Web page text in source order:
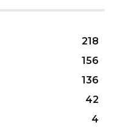
218
156
136
42
4